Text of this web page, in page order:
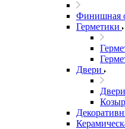
Финишная
Герметики
Двери
Двери